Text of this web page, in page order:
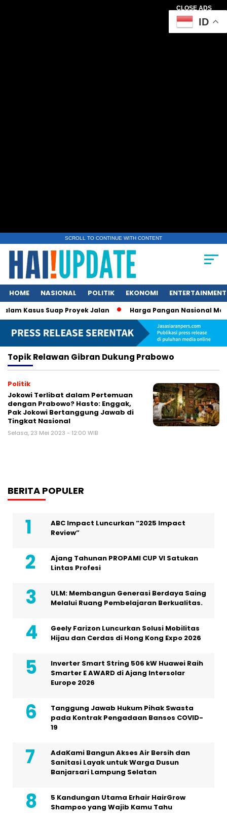
CLOSE ADS
SCROLL TO CONTINUE WITH CONTENT
HOME NASIONAL POLITIK EKONOMI ENTERTAINMENT
Kasus Suap Proyek Jalan Harga Pangan Nasional
TopikRelawan Gibran Dukung Prabowo
Politik
Jokowi Terlibat dalam Pertemuan
dengan Prabowo? Hasto: Enggak,
Pak Jokowi Bertanggung Jawab di
Tingkat Nasional
Selasa, 23 Mei 2023 - 12:00 WIB
BERITA POPULER
ABC Impact Luncurkan “2025 Impact
Review”
Ajang Tahunan PROPAMI CUP VI Satukan
Lintas Profesi
ULM: Membangun Generasi Berdaya Saing
Melalui Ruang Pembelajaran Berkualitas.
Geely Farizon Luncurkan Solusi Mobilitas
Hijau dan Cerdas di Hong Kong Expo 2026
Inverter Smart String 506 kW Huawei Raih
Smarter E AWARD di Ajang Intersolar
Europe 2026
Tanggung Jawab Hukum Pihak Swasta
pada Kontrak Pengadaan Bansos COVID-
19
AdaKami Bangun Akses Air Bersih dan
Sanitasi Layak untuk Warga Dusun
Banjarsari Lampung Selatan
5 Kandungan Utama Erhair HairGrow
Shampoo yang Wajib Kamu Tahu
ID